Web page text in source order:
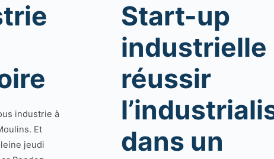
industrie à
Et
jeudi
Start-up
industrielle
réussir
dans un